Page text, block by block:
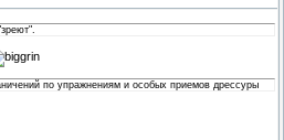
по упражнениям и особых приемов дрессуры